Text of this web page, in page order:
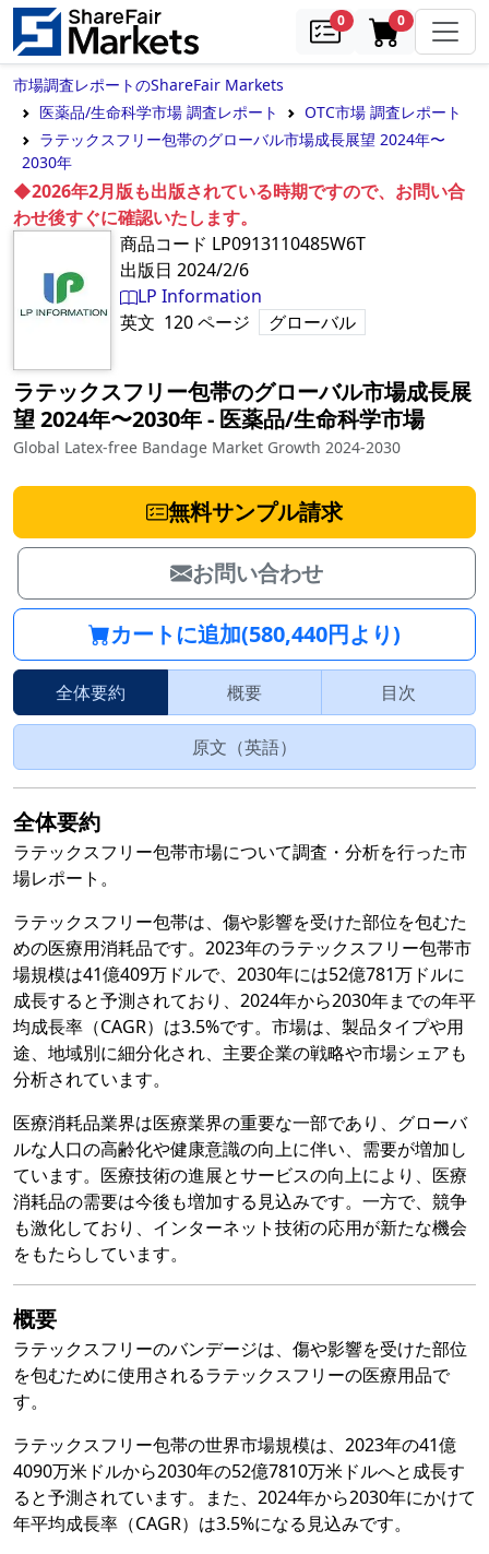
0samples0in cart
市場調査レポートのShareFair Markets
医薬品/生命科学市場 調査レポート
OTC市場 調査レポート
ラテックスフリー包帯のグローバル市場成長展望 2024年〜
2030年
◆2026年2月版も出版されている時期ですので、お問い合
わせ後すぐに確認いたします。
商品コード LP0913110485W6T
出版日 2024/2/6
LP Information
英文 120ページ グローバル
ラテックスフリー包帯のグローバル市場成長展
望 2024年〜2030年‐ 医薬品/生命科学市場
Global Latex-free Bandage Market Growth 2024-2030
無料サンプル請求
お問い合わせ
カートに追加(580,440円より)
全体要約 概要 目次
原文（英語）
全体要約
ラテックスフリー包帯市場について調査・分析を行った市
場レポート。
ラテックスフリー包帯は、傷や影響を受けた部位を包むた
めの医療用消耗品です。2023年のラテックスフリー包帯市
場規模は41億409万ドルで、2030年には52億781万ドルに
成長すると予測されており、2024年から2030年までの年平
均成長率（CAGR）は3.5%です。市場は、製品タイプや用
途、地域別に細分化され、主要企業の戦略や市場シェアも
分析されています。
医療消耗品業界は医療業界の重要な一部であり、グローバ
ルな人口の高齢化や健康意識の向上に伴い、需要が増加し
ています。医療技術の進展とサービスの向上により、医療
消耗品の需要は今後も増加する見込みです。一方で、競争
も激化しており、インターネット技術の応用が新たな機会
をもたらしています。
概要
ラテックスフリーのバンデージは、傷や影響を受けた部位
を包むために使用されるラテックスフリーの医療用品で
す。
ラテックスフリー包帯の世界市場規模は、2023年の41億
4090万米ドルから2030年の52億7810万米ドルへと成長す
ると予測されています。また、2024年から2030年にかけて
年平均成長率（CAGR）は3.5%になる見込みです。